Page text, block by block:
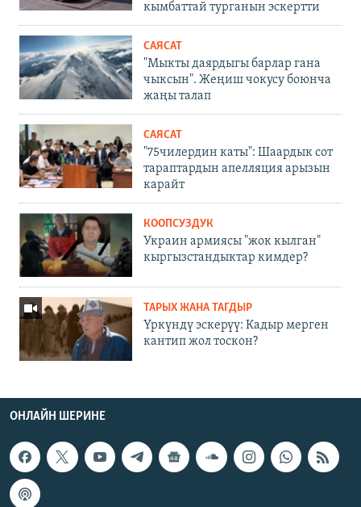
кымбаттай турганын эскертти
САЯСАТ
"Мыкты даярдыгы барлар гана
чыксын". Жеңиш чокусу боюнча
жаңы талап
САЯСАТ
"75чилердин каты": Шаардык сот
тараптардын апелляция арызын
карайт
КООПСУЗДУК
Украин армиясы "жок кылган"
кыргызстандыктар кимдер?
ТАРЫХ ЖАНА ТАГДЫР
Үркүндү эскерүү: Кадыр мерген
кантип жол тоскон?
ОНЛАЙН ШЕРИНЕ